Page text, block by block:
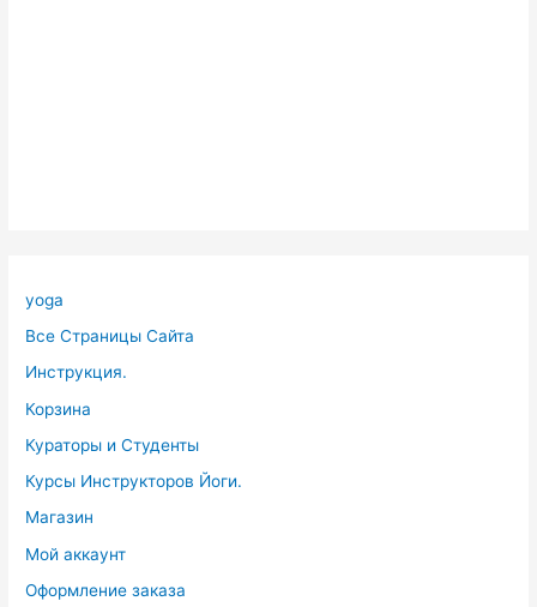
yoga
Все Страницы Сайта
Инструкция.
Корзина
Кураторы и Студенты
Курсы Инструкторов Йоги.
Магазин
Мой аккаунт
Оформление заказа